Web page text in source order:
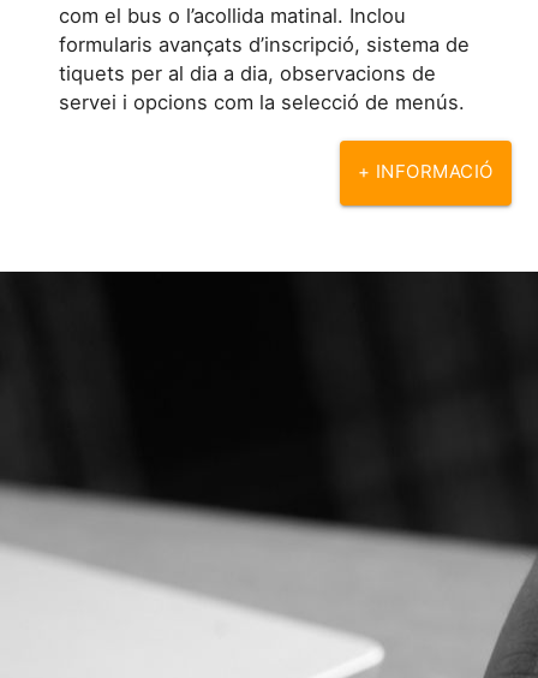
com el bus o l’acollida matinal. Inclou
formularis avançats d’inscripció, sistema de
tiquets per al dia a dia, observacions de
servei i opcions com la selecció de menús.
+ INFORMACIÓ